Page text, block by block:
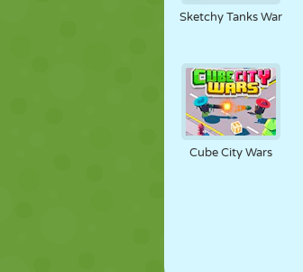
Sketchy Tanks War
Cube City Wars